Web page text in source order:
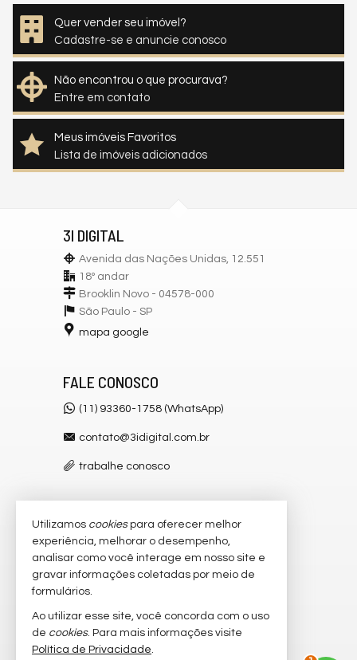
Quer vender seu imóvel?
Cadastre-se e anuncie conosco
Não encontrou o que procurava?
Entre em contato
Meus imóveis Favoritos
Lista de imóveis adicionados
3I DIGITAL
Avenida das Nações Unidas, 12.551
18º andar
Brooklin Novo - 04578-000
São Paulo - SP
mapa google
FALE CONOSCO
(11) 93360-1758 (WhatsApp)
contato@3idigital.com.br
trabalhe conosco
VEJA MAIS
receba nosso newsletter
imóveis favoritos
mapa de imóveis
Utilizamos cookiespara oferecer melhor
experiência, melhorar o desempenho,
analisar como você interage em nosso site e
gravar informações coletadas por meio de
formulários.
Ao utilizar esse site, você concorda com o uso
de cookies. Para mais informações visite
Política de Privacidade.